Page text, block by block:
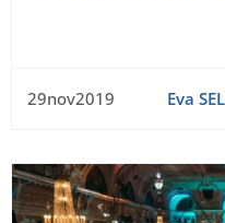
29nov2019 Eva